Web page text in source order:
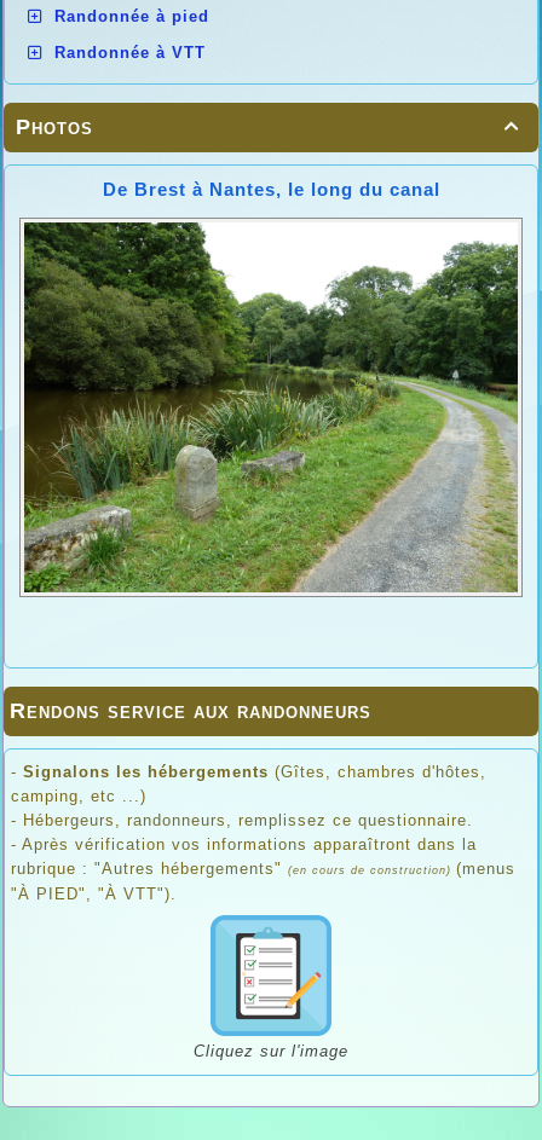
Randonnée à pied
Randonnée à VTT

Photos
De Brest à Nantes, le long du canal
Rendons service aux randonneurs
- Signalons les hébergements (Gîtes, chambres d'hôtes,
camping, etc ...)
- Hébergeurs, randonneurs, remplissez ce questionnaire.
- Après vérification vos informations apparaîtront dans la
rubrique : "Autres hébergements"
(en cours de construction) (menus
"À PIED", "À VTT").
Cliquez sur l'image